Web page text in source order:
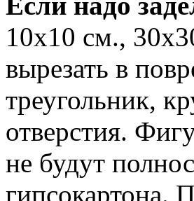
10х10 см.,
вырезать в
треугольник,
отверстия.
не будут
гипсокартона.